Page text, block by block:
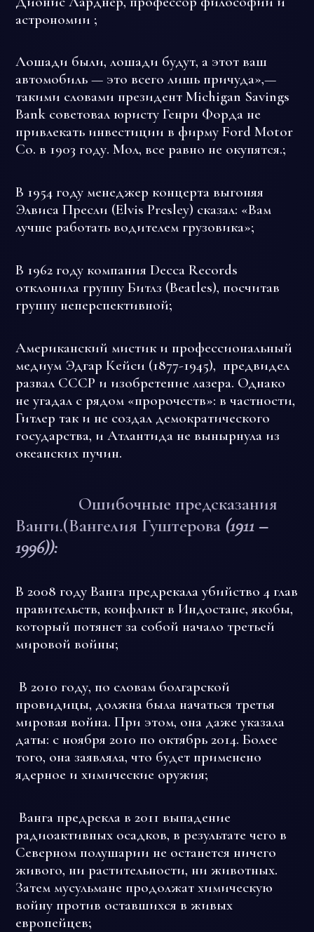
астрономии ;
Лошади были, лошади будут, а этот ваш
автомобиль — это всего лишь причуда»,—
такими словами президент Michigan Savings
Bank советовал юристу Генри Форда не
привлекать инвестиции в фирму Ford Motor
Co. в 1903 году. Мол, все равно не окупятся.;
В 1954 году менеджер концерта выгоняя
Элвиса Пресли (Elvis Presley) сказал: «Вам
лучше работать водителем грузовика»;
В 1962 году компания Decca Records
отклонила группу Битлз (Beatles), посчитав
группу неперспективной;
Американский мистик и профессиональный
медиум Эдгар Кейси (1877-1945), предвидел
развал СССР и изобретение лазера. Однако
не угадал с рядом «пророчеств»: в частности,
Гитлер так и не создал демократического
государства, и Атлантида не вынырнула из
океанских пучин.
Ошибочные предсказания
Ванги.(Вангелия Гуштерова (1911 –
1996)):
В 2008 году Ванга предрекала убийство 4 глав
правительств, конфликт в Индостане, якобы,
который потянет за собой начало третьей
мировой войны;
В 2010 году, по словам болгарской
провидицы, должна была начаться третья
мировая война. При этом, она даже указала
даты: с ноября 2010 по октябрь 2014. Более
того, она заявляла, что будет применено
ядерное и химические оружия;
Ванга предрекла в 2011 выпадение
радиоактивных осадков, в результате чего в
Северном полушарии не останется ничего
живого, ни растительности, ни животных.
Затем мусульмане продолжат химическую
войну против оставшихся в живых
европейцев;